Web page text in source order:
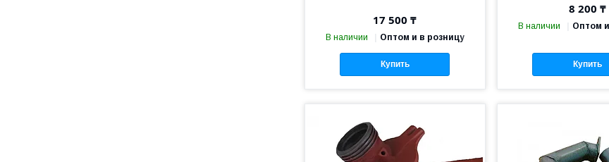
17 500 ₸
В наличии Оптом и в розницу
Купить
8 200 ₸
В наличии Оптом
Купить